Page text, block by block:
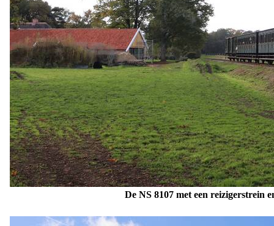
De NS 8107 met een reizigerstrein